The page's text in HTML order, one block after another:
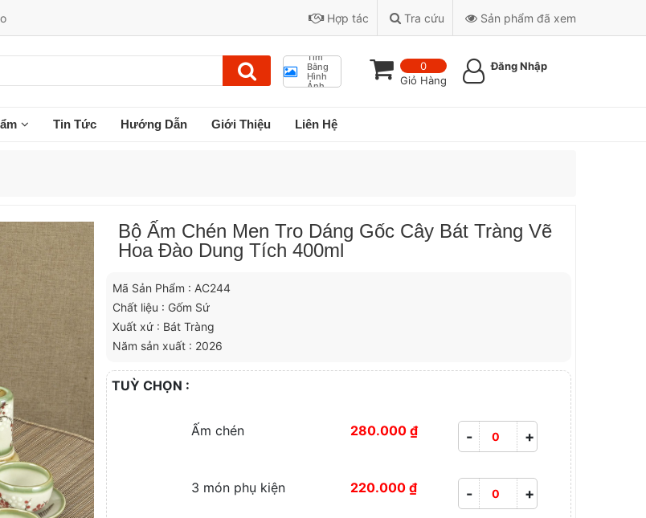
Hợp tác Tra cứu Sản phẩm đã xem
Tìm
Bằng
Hình
Ảnh
0
Giỏ Hàng
Đăng Nhập
Tin Tức Hướng Dẫn Giới Thiệu Liên Hệ
Bộ Ấm Chén Men Tro Dáng Gốc Cây Bát Tràng Vẽ
Hoa Đào Dung Tích 400ml
Mã Sản Phẩm : AC244
Chất liệu : Gốm Sứ
Xuất xứ : Bát Tràng
Năm sản xuất : 2026
TUỲ CHỌN :
Ấm chén 280.000 ₫ - +
3 món phụ kiện 220.000 ₫ - +